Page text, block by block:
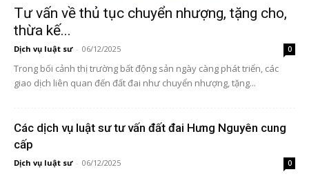
Tư vấn về thủ tục chuyển nhượng, tặng cho,
thừa kế...
Dịch vụ luật sư - 06/12/2025 0
Trong bối cảnh thị trường bất động sản ngày càng phát triển, các
giao dịch liên quan đến đất đai như chuyển nhượng, tặng...
Các dịch vụ luật sư tư vấn đất đai Hưng Nguyên cung
cấp
Dịch vụ luật sư - 06/12/2025 0